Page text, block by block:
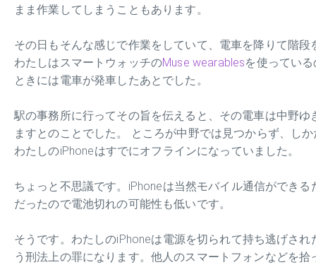
まま作業してしまうこともあります。
その日もそんな感じで作業をしていて、電車を降りて階
わたしはスマートウォッチのMuse wearablesを使ってい
ときには電車が発車したあとでした。
駅の事務所に行ってその旨を伝えると、その電車は中野
ますとのことでした。 ところが中野では見つからず、し
わたしのiPhoneはすでにオフラインになっていました。
ちょっと不思議です。iPhoneは当然モバイル通信ができ
だったので電池切れの可能性も低いです。
そうです。わたしのiPhoneは電源を切られて持ち逃げさ
う刑法上の罪になります。他人のスマートフォンなどを